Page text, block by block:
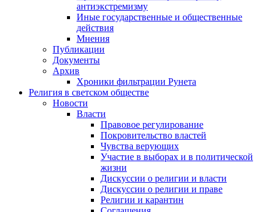
антиэкстремизму
Иные государственные и общественные
действия
Мнения
Публикации
Документы
Архив
Хроники фильтрации Рунета
Религия в светском обществе
Новости
Власти
Правовое регулирование
Покровительство властей
Чувства верующих
Участие в выборах и в политической
жизни
Дискуссии о религии и власти
Дискуссии о религии и праве
Религии и карантин